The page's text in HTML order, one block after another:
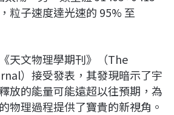
粒子速度達光速的 95% 至
天文物理學期刊》（The
）接受發表，其發現暗示了宇
放的能量可能遠超以往預期，為
物理過程提供了寶貴的新視角。